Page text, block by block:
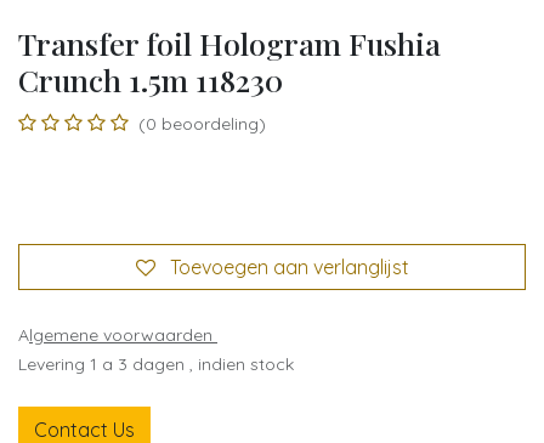
Transfer foil Hologram Fushia
Crunch 1.5m 118230
(0 beoordeling)
Toevoegen aan verlanglijst
Algemene voorwaarden
Levering 1 a 3 dagen , indien stock
Contact Us